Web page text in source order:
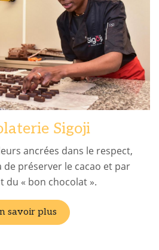
Sigoji
ancrées dans le respect,
préserver le cacao et par
du « bon chocolat ».
savoir plus